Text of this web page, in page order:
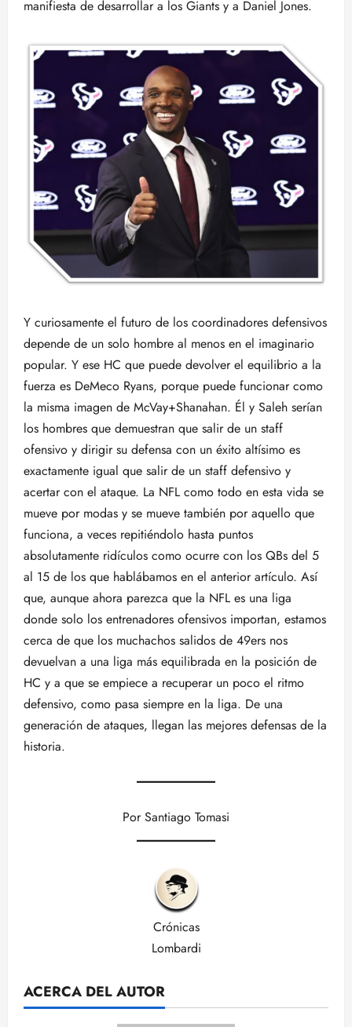
manifiesta de desarrollar a los Giants y a Daniel Jones.
Y curiosamente el futuro de los coordinadores defensivos
depende de un solo hombre al menos en el imaginario
popular. Y ese HC que puede devolver el equilibrio a la
fuerza es DeMeco Ryans, porque puede funcionar como
la misma imagen de McVay+Shanahan. Él y Saleh serían
los hombres que demuestran que salir de un staff
ofensivo y dirigir su defensa con un éxito altísimo es
exactamente igual que salir de un staff defensivo y
acertar con el ataque. La NFL como todo en esta vida se
mueve por modas y se mueve también por aquello que
funciona, a veces repitiéndolo hasta puntos
absolutamente ridículos como ocurre con los QBs del 5
al 15 de los que hablábamos en el anterior artículo. Así
que, aunque ahora parezca que la NFL es una liga
donde solo los entrenadores ofensivos importan, estamos
cerca de que los muchachos salidos de 49ers nos
devuelvan a una liga más equilibrada en la posición de
HC y a que se empiece a recuperar un poco el ritmo
defensivo, como pasa siempre en la liga. De una
generación de ataques, llegan las mejores defensas de la
historia.
Por Santiago Tomasi
Crónicas
Lombardi
ACERCA DEL AUTOR